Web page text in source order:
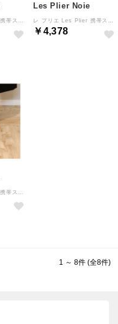
Les Plier Noie
￥4,378
1 ～ 8件 (全8件)